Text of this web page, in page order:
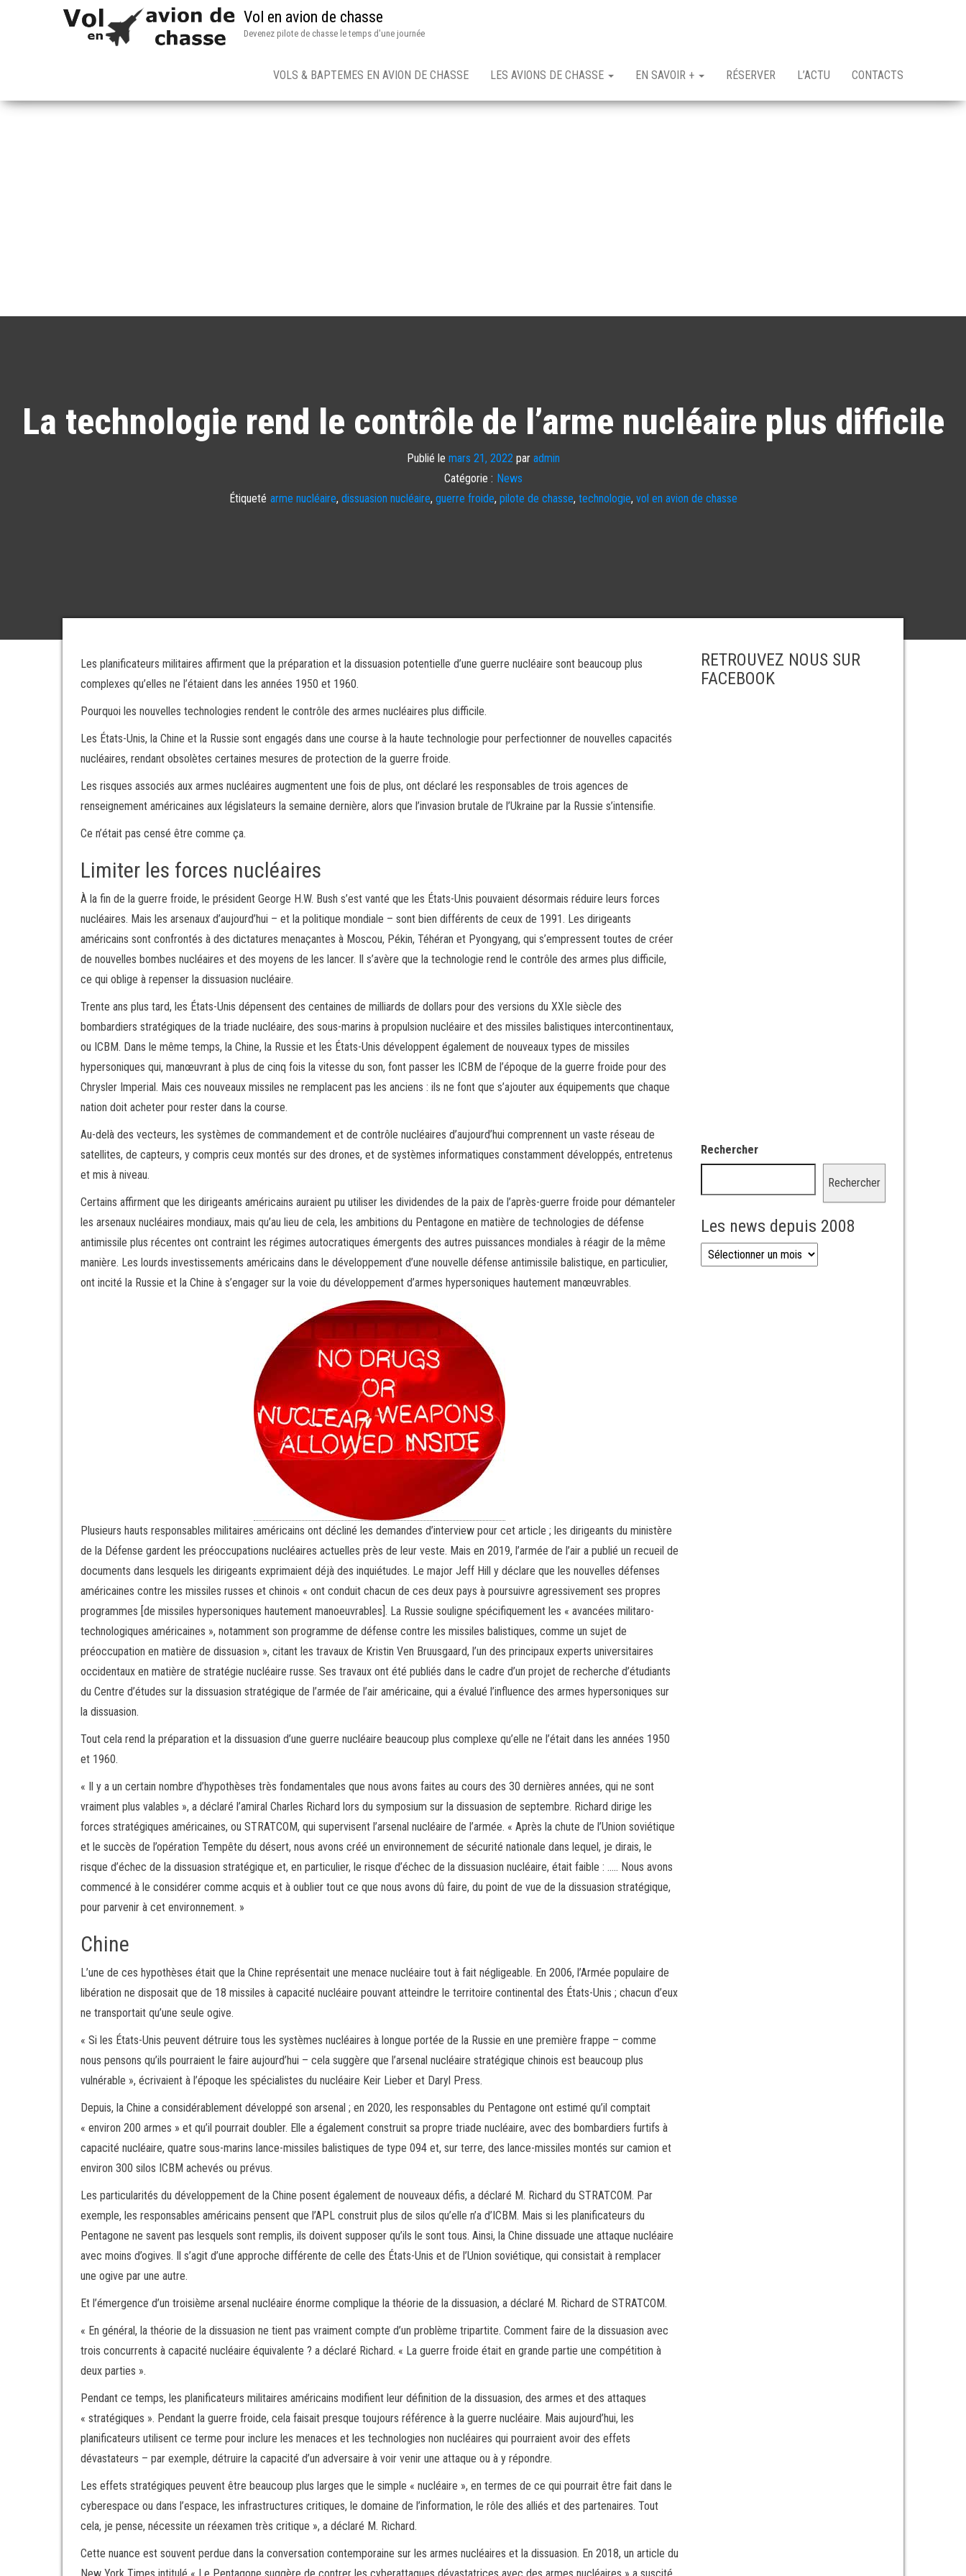
Vol en avion de chasse
Devenez pilote de chasse le temps d'une journée
VOLS & BAPTEMES EN AVION DE CHASSE LES AVIONS DE CHASSE EN SAVOIR + RÉSERVER L’ACTU CONTACTS
La technologie rend le contrôle de l’arme nucléaire plus difficile
Publié le mars 21, 2022 par admin
Catégorie : News
Étiqueté arme nucléaire, dissuasion nucléaire, guerre froide, pilote de chasse, technologie, vol en avion de chasse
Les planificateurs militaires affirment que la préparation et la dissuasion potentielle d’une guerre nucléaire sont beaucoup plus
complexes qu’elles ne l’étaient dans les années 1950 et 1960.
Pourquoi les nouvelles technologies rendent le contrôle des armes nucléaires plus difficile.
Les États-Unis, la Chine et la Russie sont engagés dans une course à la haute technologie pour perfectionner de nouvelles capacités
nucléaires, rendant obsolètes certaines mesures de protection de la guerre froide.
Les risques associés aux armes nucléaires augmentent une fois de plus, ont déclaré les responsables de trois agences de
renseignement américaines aux législateurs la semaine dernière, alors que l’invasion brutale de l’Ukraine par la Russie s’intensifie.
Ce n’était pas censé être comme ça.
Limiter les forces nucléaires
À la fin de la guerre froide, le président George H.W. Bush s’est vanté que les États-Unis pouvaient désormais réduire leurs forces
nucléaires. Mais les arsenaux d’aujourd’hui – et la politique mondiale – sont bien différents de ceux de 1991. Les dirigeants
américains sont confrontés à des dictatures menaçantes à Moscou, Pékin, Téhéran et Pyongyang, qui s’empressent toutes de créer
de nouvelles bombes nucléaires et des moyens de les lancer. Il s’avère que la technologie rend le contrôle des armes plus difficile,
ce qui oblige à repenser la dissuasion nucléaire.
Trente ans plus tard, les États-Unis dépensent des centaines de milliards de dollars pour des versions du XXIe siècle des
bombardiers stratégiques de la triade nucléaire, des sous-marins à propulsion nucléaire et des missiles balistiques intercontinentaux,
ou ICBM. Dans le même temps, la Chine, la Russie et les États-Unis développent également de nouveaux types de missiles
hypersoniques qui, manœuvrant à plus de cinq fois la vitesse du son, font passer les ICBM de l’époque de la guerre froide pour des
Chrysler Imperial. Mais ces nouveaux missiles ne remplacent pas les anciens : ils ne font que s’ajouter aux équipements que chaque
nation doit acheter pour rester dans la course.
Au-delà des vecteurs, les systèmes de commandement et de contrôle nucléaires d’aujourd’hui comprennent un vaste réseau de
satellites, de capteurs, y compris ceux montés sur des drones, et de systèmes informatiques constamment développés, entretenus
et mis à niveau.
Certains affirment que les dirigeants américains auraient pu utiliser les dividendes de la paix de l’après-guerre froide pour démanteler
les arsenaux nucléaires mondiaux, mais qu’au lieu de cela, les ambitions du Pentagone en matière de technologies de défense
antimissile plus récentes ont contraint les régimes autocratiques émergents des autres puissances mondiales à réagir de la même
manière. Les lourds investissements américains dans le développement d’une nouvelle défense antimissile balistique, en particulier,
ont incité la Russie et la Chine à s’engager sur la voie du développement d’armes hypersoniques hautement manœuvrables.
Plusieurs hauts responsables militaires américains ont décliné les demandes d’interview pour cet article ; les dirigeants du ministère
de la Défense gardent les préoccupations nucléaires actuelles près de leur veste. Mais en 2019, l’armée de l’air a publié un recueil de
documents dans lesquels les dirigeants exprimaient déjà des inquiétudes. Le major Jeff Hill y déclare que les nouvelles défenses
américaines contre les missiles russes et chinois « ont conduit chacun de ces deux pays à poursuivre agressivement ses propres
programmes [de missiles hypersoniques hautement manoeuvrables]. La Russie souligne spécifiquement les « avancées militaro-
technologiques américaines », notamment son programme de défense contre les missiles balistiques, comme un sujet de
préoccupation en matière de dissuasion », citant les travaux de Kristin Ven Bruusgaard, l’un des principaux experts universitaires
occidentaux en matière de stratégie nucléaire russe. Ses travaux ont été publiés dans le cadre d’un projet de recherche d’étudiants
du Centre d’études sur la dissuasion stratégique de l’armée de l’air américaine, qui a évalué l’influence des armes hypersoniques sur
la dissuasion.
Tout cela rend la préparation et la dissuasion d’une guerre nucléaire beaucoup plus complexe qu’elle ne l’était dans les années 1950
et 1960.
« Il y a un certain nombre d’hypothèses très fondamentales que nous avons faites au cours des 30 dernières années, qui ne sont
vraiment plus valables », a déclaré l’amiral Charles Richard lors du symposium sur la dissuasion de septembre. Richard dirige les
forces stratégiques américaines, ou STRATCOM, qui supervisent l’arsenal nucléaire de l’armée. « Après la chute de l’Union soviétique
et le succès de l’opération Tempête du désert, nous avons créé un environnement de sécurité nationale dans lequel, je dirais, le
risque d’échec de la dissuasion stratégique et, en particulier, le risque d’échec de la dissuasion nucléaire, était faible : ….. Nous avons
commencé à le considérer comme acquis et à oublier tout ce que nous avons dû faire, du point de vue de la dissuasion stratégique,
pour parvenir à cet environnement. »
Chine
L’une de ces hypothèses était que la Chine représentait une menace nucléaire tout à fait négligeable. En 2006, l’Armée populaire de
libération ne disposait que de 18 missiles à capacité nucléaire pouvant atteindre le territoire continental des États-Unis ; chacun d’eux
ne transportait qu’une seule ogive.
« Si les États-Unis peuvent détruire tous les systèmes nucléaires à longue portée de la Russie en une première frappe – comme
nous pensons qu’ils pourraient le faire aujourd’hui – cela suggère que l’arsenal nucléaire stratégique chinois est beaucoup plus
vulnérable », écrivaient à l’époque les spécialistes du nucléaire Keir Lieber et Daryl Press.
Depuis, la Chine a considérablement développé son arsenal ; en 2020, les responsables du Pentagone ont estimé qu’il comptait
« environ 200 armes » et qu’il pourrait doubler. Elle a également construit sa propre triade nucléaire, avec des bombardiers furtifs à
capacité nucléaire, quatre sous-marins lance-missiles balistiques de type 094 et, sur terre, des lance-missiles montés sur camion et
environ 300 silos ICBM achevés ou prévus.
Les particularités du développement de la Chine posent également de nouveaux défis, a déclaré M. Richard du STRATCOM. Par
exemple, les responsables américains pensent que l’APL construit plus de silos qu’elle n’a d’ICBM. Mais si les planificateurs du
Pentagone ne savent pas lesquels sont remplis, ils doivent supposer qu’ils le sont tous. Ainsi, la Chine dissuade une attaque nucléaire
avec moins d’ogives. Il s’agit d’une approche différente de celle des États-Unis et de l’Union soviétique, qui consistait à remplacer
une ogive par une autre.
Et l’émergence d’un troisième arsenal nucléaire énorme complique la théorie de la dissuasion, a déclaré M. Richard de STRATCOM.
« En général, la théorie de la dissuasion ne tient pas vraiment compte d’un problème tripartite. Comment faire de la dissuasion avec
trois concurrents à capacité nucléaire équivalente ? a déclaré Richard. « La guerre froide était en grande partie une compétition à
deux parties ».
Pendant ce temps, les planificateurs militaires américains modifient leur définition de la dissuasion, des armes et des attaques
« stratégiques ». Pendant la guerre froide, cela faisait presque toujours référence à la guerre nucléaire. Mais aujourd’hui, les
planificateurs utilisent ce terme pour inclure les menaces et les technologies non nucléaires qui pourraient avoir des effets
dévastateurs – par exemple, détruire la capacité d’un adversaire à voir venir une attaque ou à y répondre.
Les effets stratégiques peuvent être beaucoup plus larges que le simple « nucléaire », en termes de ce qui pourrait être fait dans le
cyberespace ou dans l’espace, les infrastructures critiques, le domaine de l’information, le rôle des alliés et des partenaires. Tout
cela, je pense, nécessite un réexamen très critique », a déclaré M. Richard.
Cette nuance est souvent perdue dans la conversation contemporaine sur les armes nucléaires et la dissuasion. En 2018, un article du
RETROUVEZ NOUS SUR
FACEBOOK
Rechercher
Rechercher
Les news depuis 2008
Les news depuis 2008